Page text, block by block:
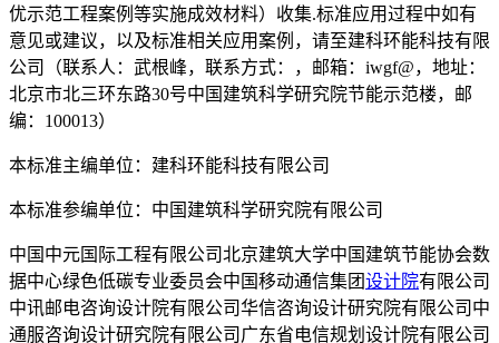
优示范工程案例等实施成效材料）收集.标准应用过程中如有
意见或建议，以及标准相关应用案例，请至建科环能科技有限
公司（联系人：武根峰，联系方式：，邮箱：iwgf@，地址：
北京市北三环东路30号中国建筑科学研究院节能示范楼，邮
编：100013）
本标准主编单位：建科环能科技有限公司
本标准参编单位：中国建筑科学研究院有限公司
中国中元国际工程有限公司北京建筑大学中国建筑节能协会数
据中心绿色低碳专业委员会中国移动通信集团设计院有限公司
中讯邮电咨询设计院有限公司华信咨询设计研究院有限公司中
通服咨询设计研究院有限公司广东省电信规划设计院有限公司